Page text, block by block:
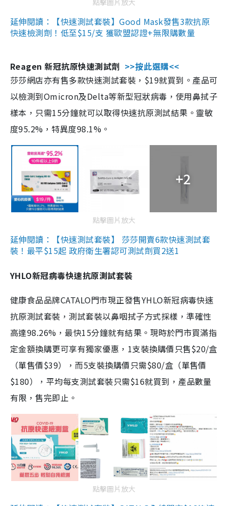
延伸閱讀：【快速測試套裝】Good Mask發售3款抗原
快速檢測劑！低至$15/支 獲歐盟認證+無限購數量
Reagen 新冠抗原快速測試劑 >>按此選購<<
莎莎網店亦有售多款快速測試套裝，$19就買到。產品可
以檢測到Omicron及Delta等新型冠狀病毒，使用鼻拭子
樣本，只需15分鐘就可以取得快速抗原測試結果。靈敏
度95.2%，特異度98.1%。
+2
點擊圖片放大
延伸閱讀：【快速測試套裝】 莎莎開賣6款快速測試套
裝！最平$15起 政府衛生署認可測試劑買2送1
YHLO新冠病毒快速抗原測試套裝
健康食品品牌CATALO門市現正發售YHLO新冠病毒快速
抗原測試套裝，測試套裝以鼻咽拭子方式採樣，準確性
高達98.26%，最快15分鐘就有結果。現時於門市買滿指
定金額換購更可享有獨家優惠，1支裝換購價只售$20/盒
（單售價$39），而5支裝換購價只需$80/盒（單售價
$180），平均每支測試套裝只需$16就買到，產品數量
有限，售完即止。
點擊圖片放大